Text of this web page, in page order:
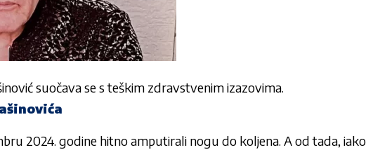
suočava se s teškim zdravstvenim izazovima.
2024. godine hitno amputirali nogu do koljena. A od tada, iako